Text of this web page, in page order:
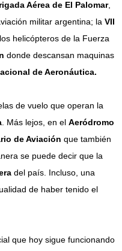
Aérea de El Palomar,
militar argentina; la VII
los helicópteros de la Fuerza
donde descansan maquinas
de Aeronáutica.
de vuelo que operan la
. Más lejos, en el Aeródromo
de Aviación que también
se puede decir que la
del país. Incluso, una
de haber tenido el
que hoy sigue funcionando